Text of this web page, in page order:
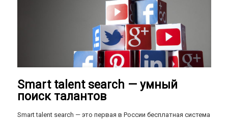
Smart talent search — умный
поиск талантов
Smart talent search — это первая в России бесплатная система